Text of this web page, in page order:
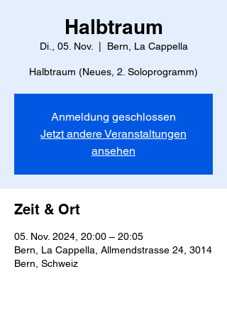
Halbtraum
Di., 05. Nov. Bern, La Cappella
Halbtraum (Neues, 2. Soloprogramm)
Anmeldung geschlossen
Jetzt andere Veranstaltungen
ansehen
Zeit & Ort
05. Nov. 2024, 20:00 – 20:05
Bern, La Cappella, Allmendstrasse 24, 3014
Bern, Schweiz